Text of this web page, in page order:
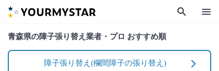
search menu
青森県の障子張り替え業者・プロ おすすめ順
障子張り替え(欄間障子の張り替え)